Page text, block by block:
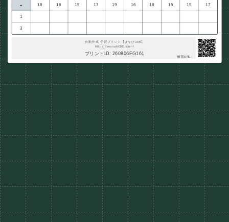
- 18 16 15 17 19 16 18 15 19 17
1
3
自動作成 学習プリント【まなび365】
https://manabi365.com/
プリントID: 260806FG161
解答URL :